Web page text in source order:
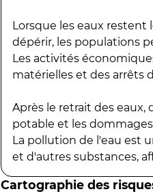
Lorsque les eaux
dépérir, les populations
Les activités
matérielles et des arrêts
Après le retrait des
potable et les
La pollution de l'eau est
et d'autres substances,
Cartographie des